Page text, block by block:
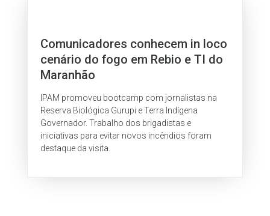
Comunicadores conhecem in loco
cenário do fogo em Rebio e TI do
Maranhão
IPAM promoveu bootcamp com jornalistas na
Reserva Biológica Gurupi e Terra Indígena
Governador. Trabalho dos brigadistas e
iniciativas para evitar novos incêndios foram
destaque da visita.